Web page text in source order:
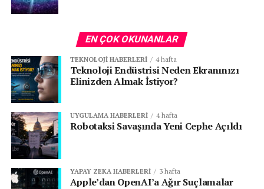
EN ÇOK OKUNANLAR
TEKNOLOJI HABERLERI 4 hafta
Teknoloji Endüstrisi Neden Ekranınızı
Elinizden Almak İstiyor?
UYGULAMA HABERLERI 4 hafta
Robotaksi Savaşında Yeni Cephe Açıldı
YAPAY ZEKA HABERLERI 3 hafta
Apple’dan OpenAI’a Ağır Suçlamalar